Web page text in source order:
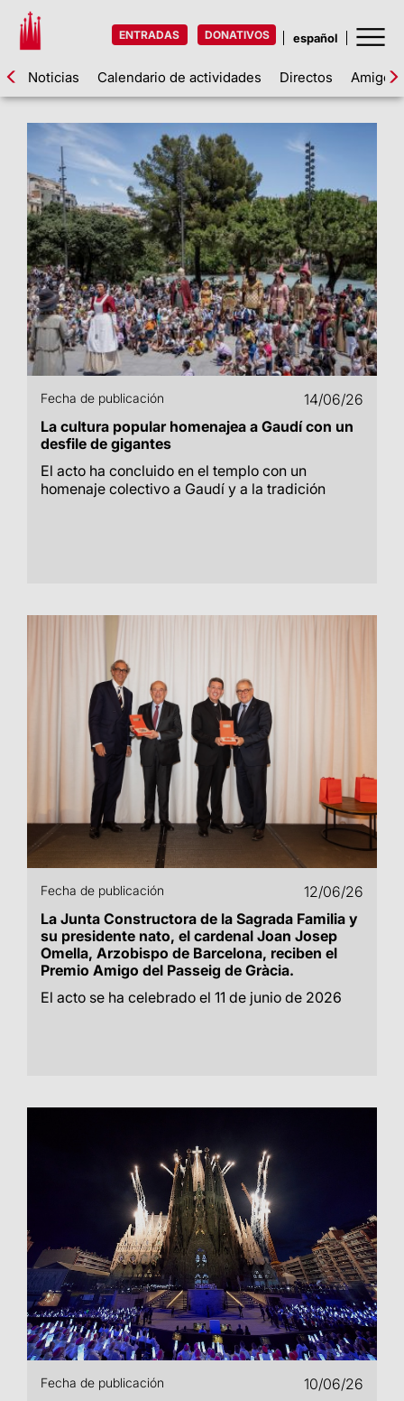
ENTRADAS DONATIVOS
Noticias Calendario de actividades Directos Amigos
Fecha de publicación
14/06/26
La cultura popular homenajea a Gaudí con un
desfile de gigantes
El acto ha concluido en el templo con un
homenaje colectivo a Gaudí y a la tradición
Fecha de publicación
12/06/26
La Junta Constructora de la Sagrada Familia y
su presidente nato, el cardenal Joan Josep
Omella, Arzobispo de Barcelona, reciben el
Premio Amigo del Passeig de Gràcia.
El acto se ha celebrado el 11 de junio de 2026
Fecha de publicación
10/06/26